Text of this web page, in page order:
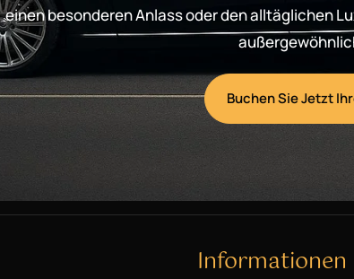
einen besonderen Anlass oder den alltäglichen
Buchen Sie Jetzt
Informationen